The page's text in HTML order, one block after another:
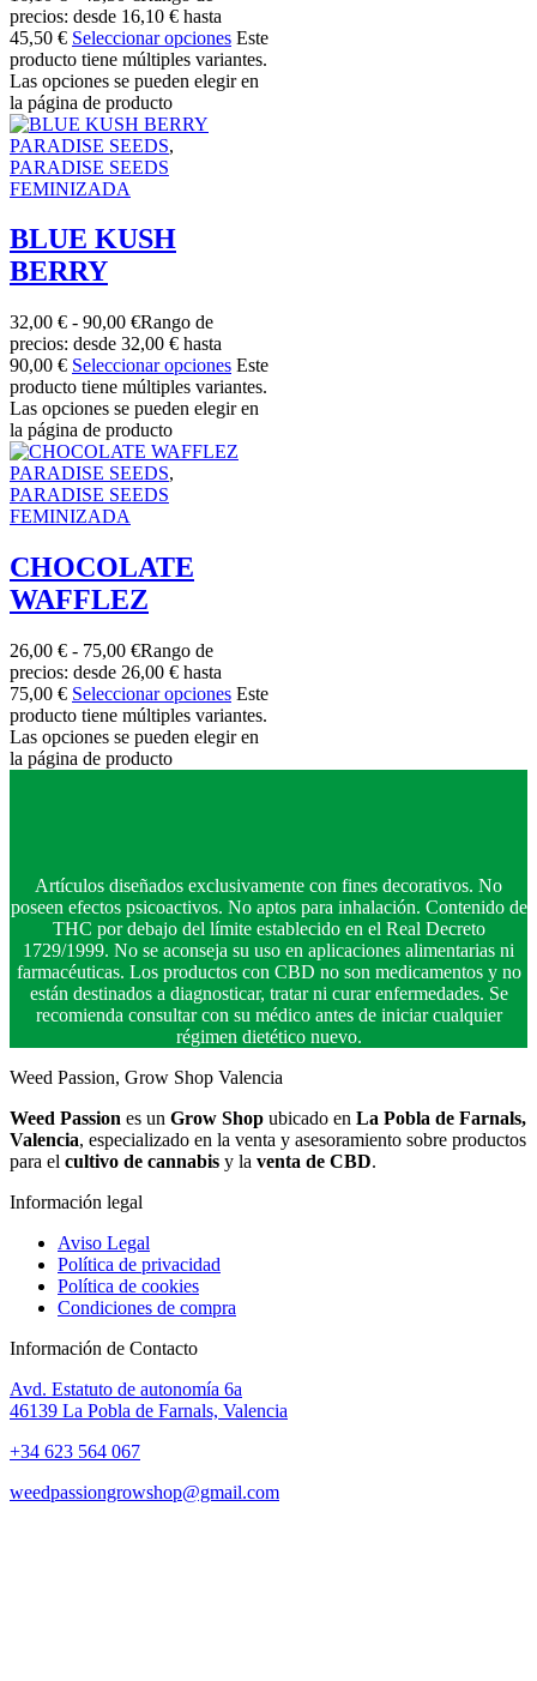
precios: desde 16,10 € hasta
45,50 € Seleccionar opciones Este
producto tiene múltiples variantes.
Las opciones se pueden elegir en
la página de producto
PARADISE SEEDS,
PARADISE SEEDS
FEMINIZADA
BLUE KUSH
BERRY
32,00 € - 90,00 €Rango de
precios: desde 32,00 € hasta
90,00 € Seleccionar opciones Este
producto tiene múltiples variantes.
Las opciones se pueden elegir en
la página de producto
PARADISE SEEDS,
PARADISE SEEDS
FEMINIZADA
CHOCOLATE
WAFFLEZ
26,00 € - 75,00 €Rango de
precios: desde 26,00 € hasta
75,00 € Seleccionar opciones Este
producto tiene múltiples variantes.
Las opciones se pueden elegir en
la página de producto
Artículos diseñados exclusivamente con fines decorativos. No
poseen efectos psicoactivos. No aptos para inhalación. Contenido de
THC por debajo del límite establecido en el Real Decreto
1729/1999. No se aconseja su uso en aplicaciones alimentarias ni
farmacéuticas. Los productos con CBD no son medicamentos y no
están destinados a diagnosticar, tratar ni curar enfermedades. Se
recomienda consultar con su médico antes de iniciar cualquier
régimen dietético nuevo.
Weed Passion, Grow Shop Valencia
Weed Passion es un Grow Shop ubicado en La Pobla de Farnals,
Valencia, especializado en la venta y asesoramiento sobre productos
para el cultivo de cannabis y la venta de CBD.
Información legal
Aviso Legal
Política de privacidad
Política de cookies
Condiciones de compra
Información de Contacto
Avd. Estatuto de autonomía 6a
46139 La Pobla de Farnals, Valencia
+34 623 564 067
weedpassiongrowshop@gmail.com